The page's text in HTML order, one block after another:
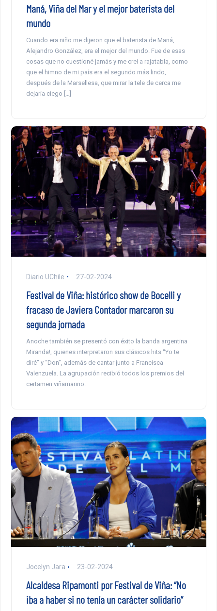
Maná, Viña del Mar y el mejor baterista del
mundo
Cuando era niño me dijeron que el baterista de Maná,
Alejandro González, era el mejor del mundo. Fue de esas
cosas que no cuestioné jamás y me creí a rajatabla, como
que el himno de mi país era el segundo más lindo,
después de la Marsellesa, que mirar la tele de cerca me
dejaría ciego […]
Diario UChile 27-02-2024
Festival de Viña: histórico show de Bocelli y
fracaso de Javiera Contador marcaron su
segunda jornada
Anoche también se presentó con éxito la banda argentina
Miranda!, quienes interpretaron sus clásicos hits “Yo te
diré” y “Don”, además de cantar junto a Francisca
Valenzuela. La agrupación recibió todos los premios del
certamen viñamarino.
Jocelyn Jara 23-02-2024
Alcaldesa Ripamonti por Festival de Viña: “No
iba a haber si no tenía un carácter solidario”